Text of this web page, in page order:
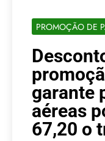
PROMOÇÃO DE
garante
aéreas
67,20 o